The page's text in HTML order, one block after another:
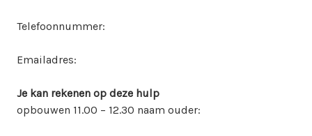
Telefoonnummer:
Emailadres:
Je kan rekenen op deze hulp
opbouwen 11.00 – 12.30 naam ouder: